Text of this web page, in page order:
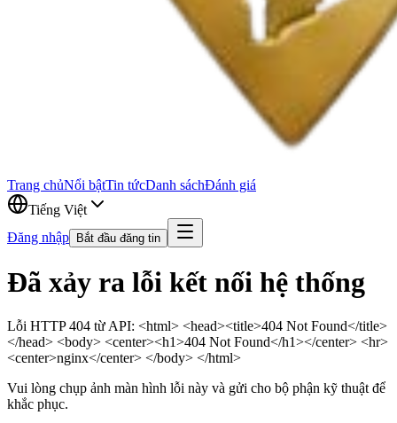
Trang chủNổi bậtTin tứcDanh sáchĐánh giá
Tiếng Việt
Đăng nhập
Bắt đầu đăng tin
Đã xảy ra lỗi kết nối hệ thống
Lỗi HTTP 404 từ API: <html> <head><title>404 Not Found</title>
</head> <body> <center><h1>404 Not Found</h1></center> <hr>
<center>nginx</center> </body> </html>
Vui lòng chụp ảnh màn hình lỗi này và gửi cho bộ phận kỹ thuật để
khắc phục.